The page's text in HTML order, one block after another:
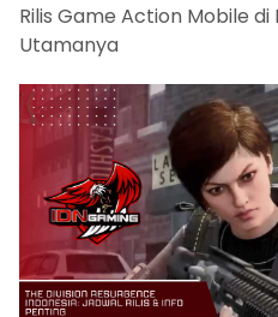
Rilis Game Action Mobile
Utamanya